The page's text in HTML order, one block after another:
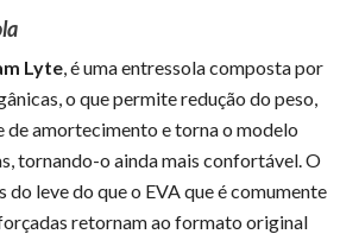
Lyte, é uma entressola composta por
o que permite redução do peso,
de amortecimento e torna o modelo
tornando-o ainda mais confortável. O
do leve do que o EVA que é comumente
retornam ao formato original